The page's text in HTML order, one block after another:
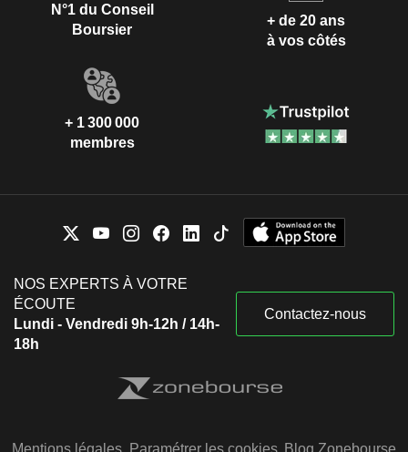
N°1 du Conseil
Boursier
+ de 20 ans
à vos côtés
+ 1 300 000
membres
NOS EXPERTS À VOTRE
ÉCOUTE
Lundi - Vendredi 9h-12h / 14h-
18h
Contactez-nous
Mentions légales Paramétrer les cookies Blog Zonebourse